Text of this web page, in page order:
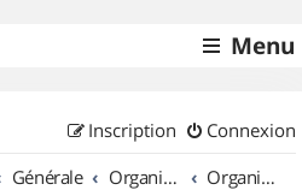
Menu
Connexion
Inscription
Générale Organisation de sorties & Recherche de partenaires Organisation de sorties en région Rhône Alpes